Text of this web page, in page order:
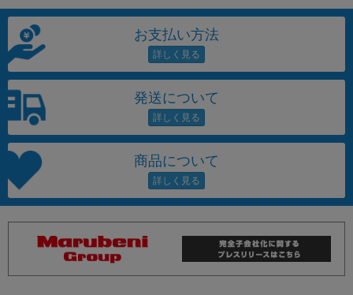
お支払い方法
発送について
商品について